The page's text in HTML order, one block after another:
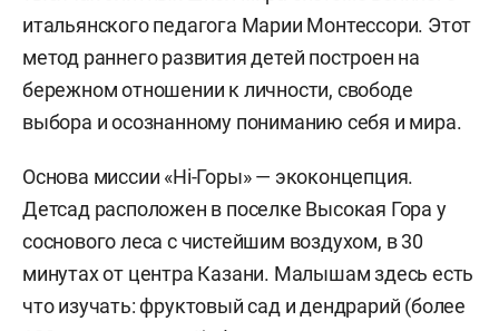
итальянского педагога Марии Монтессори. Этот
метод раннего развития детей построен на
бережном отношении к личности, свободе
выбора и осознанному пониманию себя и мира.
Основа миссии «Hi-Горы» — экоконцепция.
Детсад расположен в поселке Высокая Гора у
соснового леса с чистейшим воздухом, в 30
минутах от центра Казани. Малышам здесь есть
что изучать: фруктовый сад и дендрарий (более